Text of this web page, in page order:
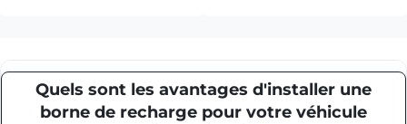
Quels sont les avantages d'installer une
borne de recharge pour votre véhicule